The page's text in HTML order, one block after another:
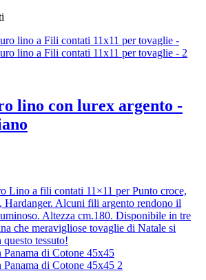
lino con lurex argento -
Lino a fili contati 11×11 per Punto croce,
Hardanger. Alcuni fili argento rendono il
Altezza cm.180. Disponibile in tre
che meravigliose tovaglie di Natale si
tessuto!